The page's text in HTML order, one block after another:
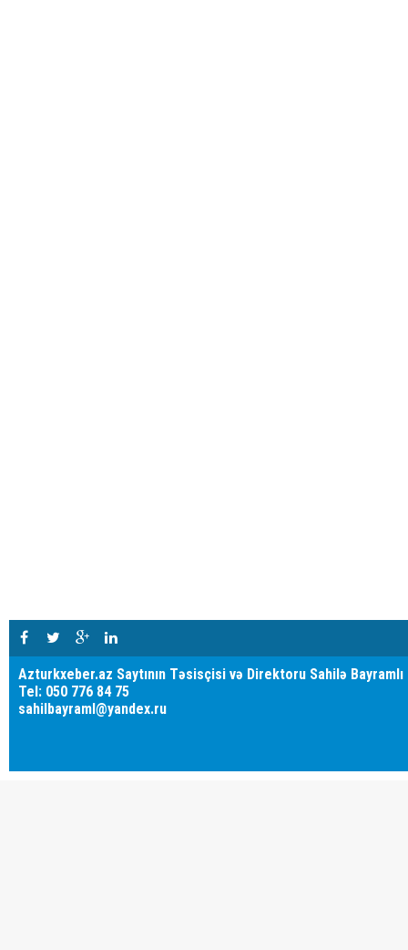
Azturkxeber.az Saytının Təsisçisi və Direktoru Sahilə Bayramlı
Tel: 050 776 84 75
sahilbayraml@yandex.ru